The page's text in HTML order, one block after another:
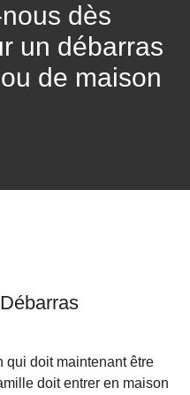
dès
un débarras
de maison
qui doit maintenant être
doit entrer en maison